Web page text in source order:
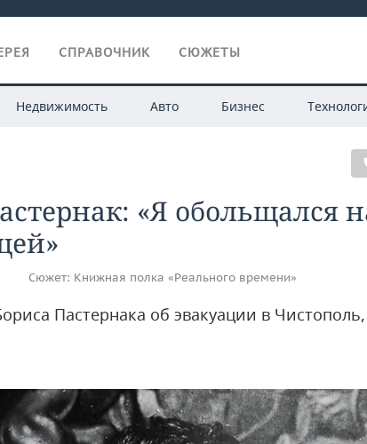
СПРАВОЧНИК СЮЖЕТЫ
Недвижимость Авто Бизнес
«Я обольщался
Сюжет: Книжная полка «Реального времени»
Пастернака об эвакуации в